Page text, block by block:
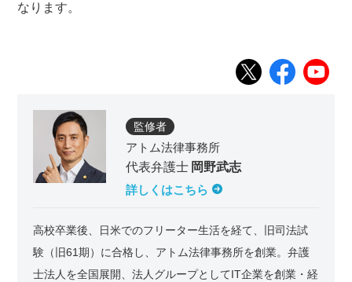
なります。
監修者
アトム法律事務所
代表弁護士 岡野武志
詳しくはこちら
高校卒業後、日米でのフリーター生活を経て、旧司法試
験（旧61期）に合格し、アトム法律事務所を創業。弁護
士法人を全国展開、法人グループとしてIT企業を創業・経